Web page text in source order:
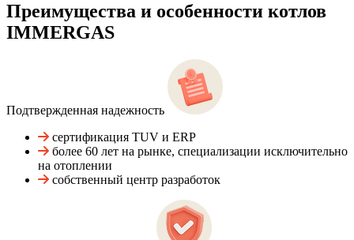
Преимущества и особенности котлов
IMMERGAS
Подтвержденная надежность
сертификация TUV и ERP
более 60 лет на рынке, специализации исключительно
на отоплении
собственный центр разработок